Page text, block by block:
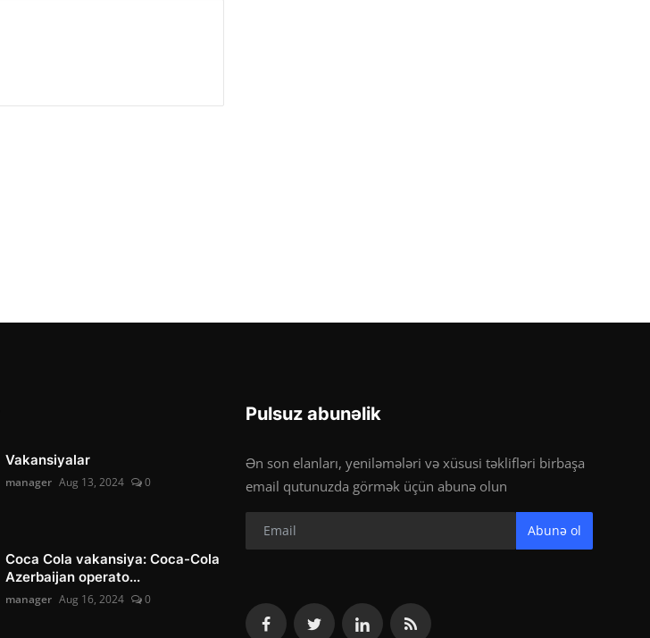
Vakansiyalar
manager Aug 13, 2024 0
Coca Cola vakansiya: Coca-Cola
Azerbaijan operato...
manager Aug 16, 2024 0
Pulsuz abunəlik
Ən son elanları, yeniləmələri və xüsusi təklifləri birbaşa
email qutunuzda görmək üçün abunə olun
Abunə ol